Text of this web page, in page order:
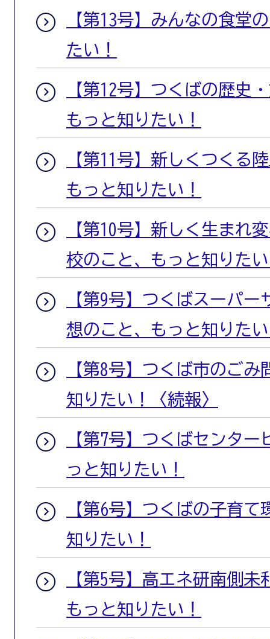
【第13号】みんなの食堂
たい！
【第12号】つくばの歴史
もっと知りたい！
【第11号】新しくつくる
もっと知りたい！
【第10号】新しく生まれ
校のこと、もっと知りた
【第9号】つくばスーパ
想のこと、もっと知りた
【第8号】つくば市のご
知りたい！〈続報〉
【第7号】つくばセンタ
っと知りたい！
【第6号】つくばの子育
知りたい！
【第5号】高エネ研南側
もっと知りたい！